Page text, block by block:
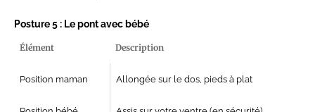
Posture 5 : Le pont avec bébé
Élément Description
Position maman Allongée sur le dos, pieds à plat